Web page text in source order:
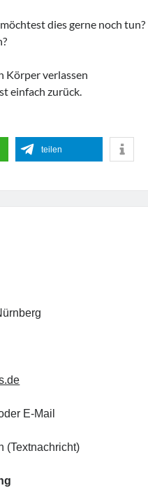
dies gerne noch tun?
Körper verlassen
einfach zurück.
teilen
E-Mail
(Textnachricht)